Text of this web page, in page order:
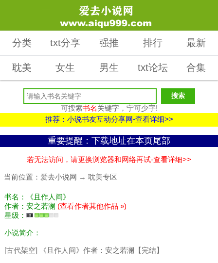
分类 txt分享 强推 排行 最新
耽美 女生 男生 txt论坛 合集
可搜索书名关键字，宁可少字!
推荐：小说书友互动分享网-查看详细>>
重要提醒：下载地址在本页尾部
若无法访问，请更换浏览器和网络再试-查看详细>>
当前位置： 爱去小说网 → 耽美专区
书名：《且作人间》
作者：安之若澜 (查看作者其他作品 »)
星级：
小说简介：
[古代架空] 《且作人间》作者：安之若澜【完结】